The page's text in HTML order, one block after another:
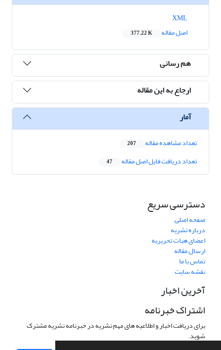
اصل مقاله
377.22 K
هم رسانی
ارجاع به این مقاله
آمار
تعداد مشاهده مقاله 207
تعداد دریافت فایل اصل مقاله 47
دسترسی سریع
صفحه اصلی
درباره نشریه
اعضای هیات تحریریه
ارسال مقاله
تماس با ما
نقشه سایت
آخرین اخبار
اشتراک خبرنامه
برای دریافت اخبار و اطلاعیه های مهم نشریه در خبرنامه نشریه مشترک
شوید.